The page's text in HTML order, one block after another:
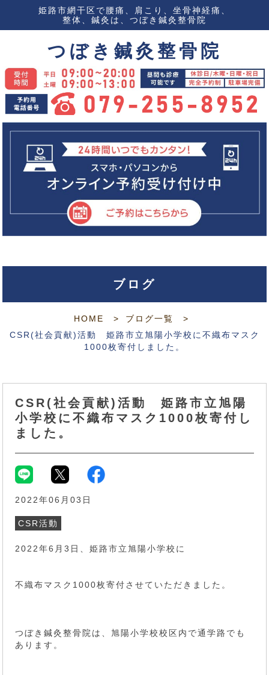
姫路市網干区で腰痛、肩こり、坐骨神経痛、
整体、鍼灸は、つぼき鍼灸整骨院
つぼき鍼灸整骨院
ブログ
HOME
ブログ一覧
CSR(社会貢献)活動 姫路市立旭陽小学校に不織布マスク
1000枚寄付しました。
CSR(社会貢献)活動 姫路市立旭陽
小学校に不織布マスク1000枚寄付し
ました。
2022年06月03日
CSR活動
2022年6月3日、姫路市立旭陽小学校に
不織布マスク1000枚寄付させていただきました。
つぼき鍼灸整骨院は、旭陽小学校校区内で通学路でも
あります。